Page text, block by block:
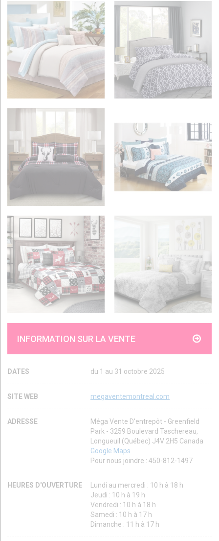
INFORMATION SUR LA VENTE
DATES du 1 au 31 octobre 2025
SITE WEB megaventemontreal.com
ADRESSE
Méga Vente D'entrepôt - Greenfield
Park - 3259 Boulevard Taschereau,
Longueuil (Québec) J4V 2H5 Canada
Google Maps
Pour nous joindre : 450-812-1497
HEURES D'OUVERTURE
Lundi au mercredi : 10 h à 18 h
Jeudi : 10 h à 19 h
Vendredi : 10 h à 18 h
Samedi : 10 h à 17 h
Dimanche : 11 h à 17 h